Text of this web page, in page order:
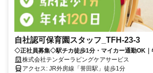
自社認可保育園スタッフ_TFH-23-3
◇正社員募集◇駅チカ徒歩1分・マイカー通勤OK｜
｜持ち帰り業務なし・残業ほぼなし｜昇給あり・賞
株式会社テンダーラビングケアサービス
アクセス: JR外房線「誉田駅」徒歩1分